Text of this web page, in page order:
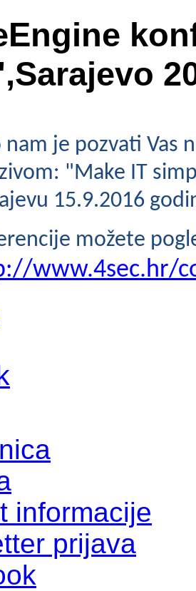
je pozvati Vas
"Make IT
15.9.2016
možete
www.4sec.hr/
informacije
prijava